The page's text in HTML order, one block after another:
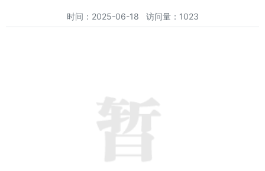
时间：2025-06-18 访问量：1023